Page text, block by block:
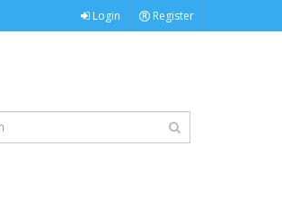
Login Register